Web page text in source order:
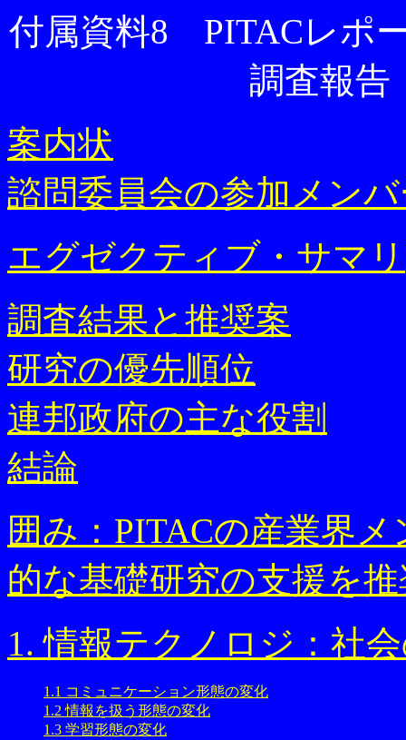
付属資料8 PITACレポ
調査報告
案内状
諮問委員会の参加メン
エグゼクティブ・サマリ
調査結果と推奨案
研究の優先順位
連邦政府の主な役割
結論
囲み：PITACの産業界
的な基礎研究の支援を
1. 情報テクノロジ：社
1.1 コミュニケーション形態の変化
1.2 情報を扱う形態の変化
1.3 学習形態の変化